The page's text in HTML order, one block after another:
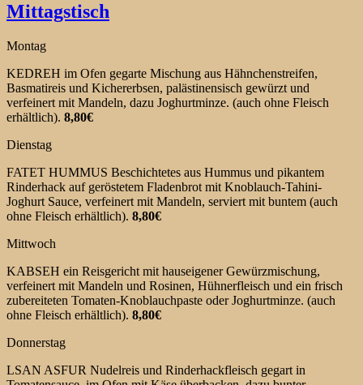
Mittagstisch
Montag
KEDREH im Ofen gegarte Mischung aus Hähnchenstreifen,
Basmatireis und Kichererbsen, palästinensisch gewürzt und
verfeinert mit Mandeln, dazu Joghurtminze. (auch ohne Fleisch
erhältlich). 8,80€
Dienstag
FATET HUMMUS Beschichtetes aus Hummus und pikantem
Rinderhack auf geröstetem Fladenbrot mit Knoblauch-Tahini-
Joghurt Sauce, verfeinert mit Mandeln, serviert mit buntem (auch
ohne Fleisch erhältlich). 8,80€
Mittwoch
KABSEH ein Reisgericht mit hauseigener Gewürzmischung,
verfeinert mit Mandeln und Rosinen, Hühnerfleisch und ein frisch
zubereiteten Tomaten-Knoblauchpaste oder Joghurtminze. (auch
ohne Fleisch erhältlich). 8,80€
Donnerstag
LSAN ASFUR Nudelreis und Rinderhackfleisch gegart in